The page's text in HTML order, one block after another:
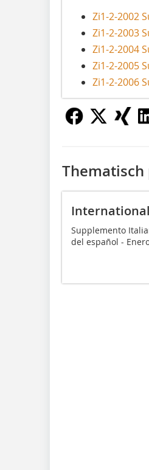
Zi1-2-2002
Zi1-2-2003
Zi1-2-2004
Zi1-2-2005
Zi1-2-2006
Thematisch
Supplemento
del español -